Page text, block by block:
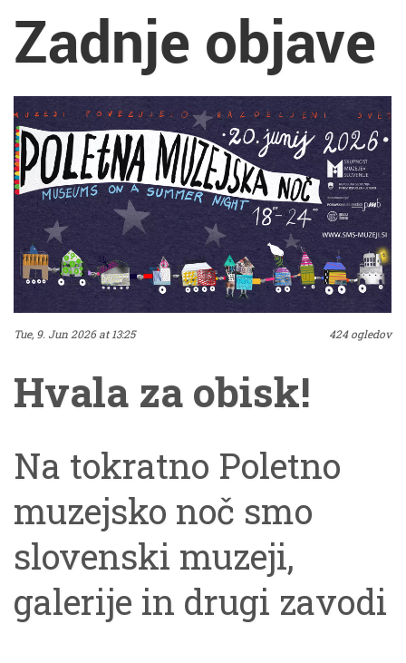
Zadnje objave
Tue, 9. Jun 2026 at 13:25 424 ogledov
Hvala za obisk!
Na tokratno Poletno
muzejsko noč smo
slovenski muzeji,
galerije in drugi zavodi